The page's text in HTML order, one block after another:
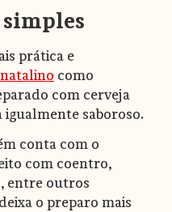
prática e
como
com cerveja
igualmente saboroso.
conta com o
com coentro,
entre outros
o preparo mais